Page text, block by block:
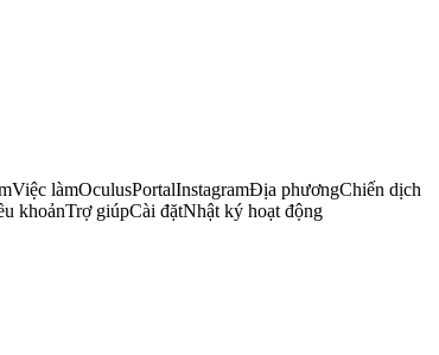
làmOculusPortalInstagramĐịa phươngChiến dịch
khoảnTrợ giúpCài đặtNhật ký hoạt động